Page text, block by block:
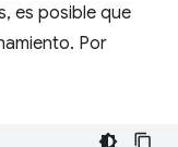
es posible que
Por